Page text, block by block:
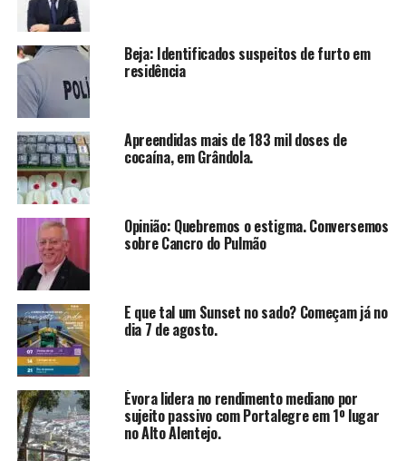
Beja: Identificados suspeitos de furto em
residência
Apreendidas mais de 183 mil doses de
cocaína, em Grândola.
Opinião: Quebremos o estigma. Conversemos
sobre Cancro do Pulmão
E que tal um Sunset no sado? Começam já no
dia 7 de agosto.
Évora lidera no rendimento mediano por
sujeito passivo com Portalegre em 1º lugar
no Alto Alentejo.